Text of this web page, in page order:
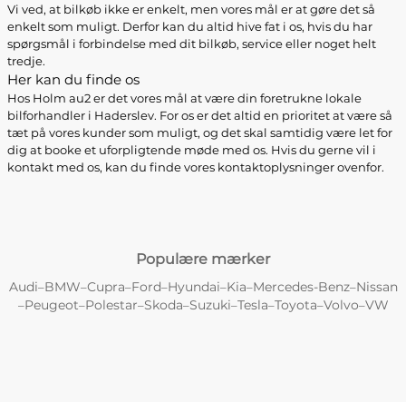
Vi ved, at bilkøb ikke er enkelt, men vores mål er at gøre det så
enkelt som muligt. Derfor kan du altid hive fat i os, hvis du har
spørgsmål i forbindelse med dit bilkøb, service eller noget helt
tredje.
Her kan du finde os
Hos Holm au2 er det vores mål at være din foretrukne lokale
bilforhandler i Haderslev. For os er det altid en prioritet at være så
tæt på vores kunder som muligt, og det skal samtidig være let for
dig at booke et uforpligtende møde med os. Hvis du gerne vil i
kontakt med os, kan du finde vores kontaktoplysninger ovenfor.
Populære mærker
Audi–BMW–Cupra–Ford–Hyundai–Kia–Mercedes-Benz–Nissan
–Peugeot–Polestar–Skoda–Suzuki–Tesla–Toyota–Volvo–VW